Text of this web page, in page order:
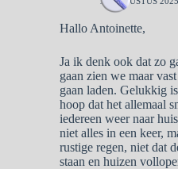
Hallo Antoinette,
Ja ik denk ook dat zo
gaan zien we maar
gaan laden. Gelukkig
hoop dat het allemaal
iedereen weer naar
niet alles in een keer,
rustige regen, niet dat
staan en huizen